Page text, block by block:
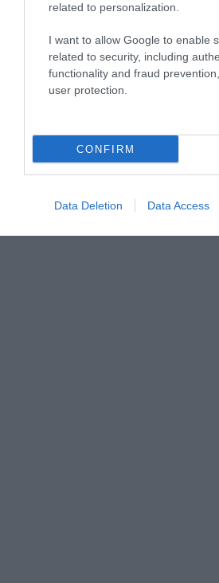
related to personalization.
I want to allow Google to enable
related to security, including
functionality and fraud
user protection.
CONFIRM
Data Deletion Data Access